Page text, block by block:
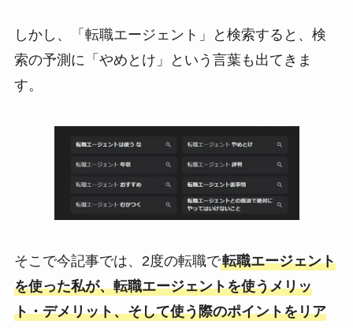
しかし、「転職エージェント」と検索すると、検
索の予測に「やめとけ」という言葉も出てきま
す。
そこで今記事では、2度の転職で転職エージェント
を使った私が、転職エージェントを使うメリッ
ト・デメリット、そして使う際のポイントをリア